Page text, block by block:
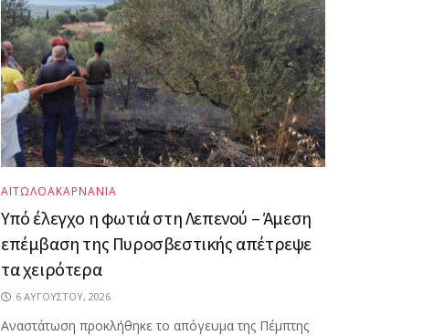
ΑΙΤΩΛΟΑΚΑΡΝΑΝΙΑ
Υπό έλεγχο η φωτιά στη Λεπενού – Άμεση
επέμβαση της Πυροσβεστικής απέτρεψε
τα χειρότερα
6 ΑΥΓΟΎΣΤΟΥ, 2026
Αναστάτωση προκλήθηκε το απόγευμα της Πέμπτης